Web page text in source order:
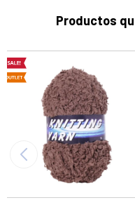
Productos